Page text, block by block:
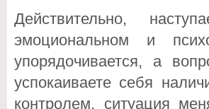
Действительно,
эмоциональном и
упорядочивается, а
успокаиваете себя
контролем, ситуация